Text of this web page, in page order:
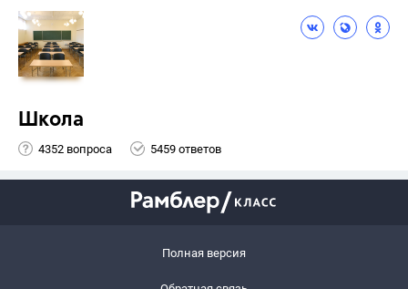
Школа
4352 вопроса 5459 ответов
Полная версия